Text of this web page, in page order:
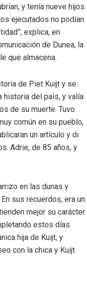
y tenía nueve hijos.
ejecutados no podían
explica, en
de Dunea, la
que almacena.
de Piet Kuijt y se
historia del país, y valía
de su muerte. Tuvo
común en su pueblo,
un artículo y di
Adrie, de 85 años, y
en las dunas y
sus recuerdos, era un
mejor su carácter.
estos días.
hija de Kuijt, y
con la chica y Kuijt